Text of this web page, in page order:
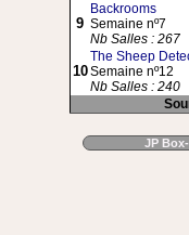
9
Backrooms
Semaine nº7
Nb Salles : 267
10
The Sheep
Semaine nº12
Nb Salles : 240
JP